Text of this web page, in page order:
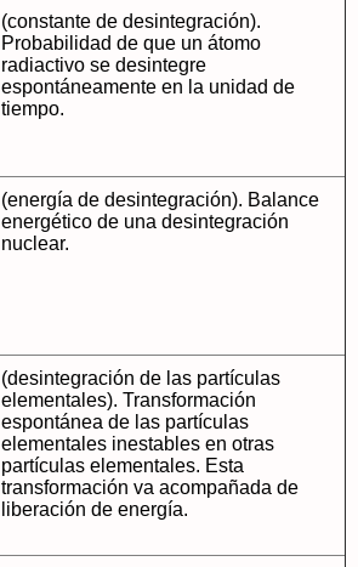
(constante de desintegración).
Probabilidad de que un átomo
radiactivo se desintegre
espontáneamente en la unidad de
tiempo.
(energía de desintegración). Balance
energético de una desintegración
nuclear.
(desintegración de las partículas
elementales). Transformación
espontánea de las partículas
elementales inestables en otras
partículas elementales. Esta
transformación va acompañada de
liberación de energía.